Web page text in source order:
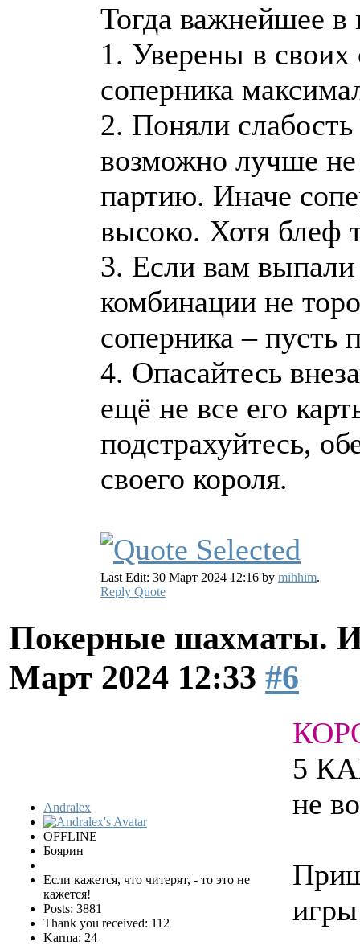
Тогда важнейшее в
1. Уверены в
соперника
2. Поняли
возможно лучше не
партию. Иначе
высоко. Хотя блеф
3. Если вам выпали
комбинации не
соперника – пусть
4. Опасайтесь
ещё не все его
подстрахуйтесь,
своего короля.
Last Edit: 30 Март 2024 12:16 by mihhim.
Reply Quote
Покерные шахматы.
Март 2024 12:33 #6
Andralex
OFFLINE
Боярин
Если кажется, что читерят, - то это не
кажется!
Posts: 3881
Thank you received: 112
Karma: 24
5
не